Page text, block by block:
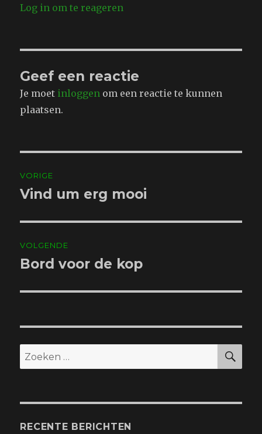
Log in om te reageren
Geef een reactie
Je moet inloggen om een reactie te kunnen
plaatsen.
navigatie
VORIGE
Vorig
Vind um erg mooi
VOLGENDE
Volgend
Bord voor de kop
Zoeken
naar:
RECENTE BERICHTEN